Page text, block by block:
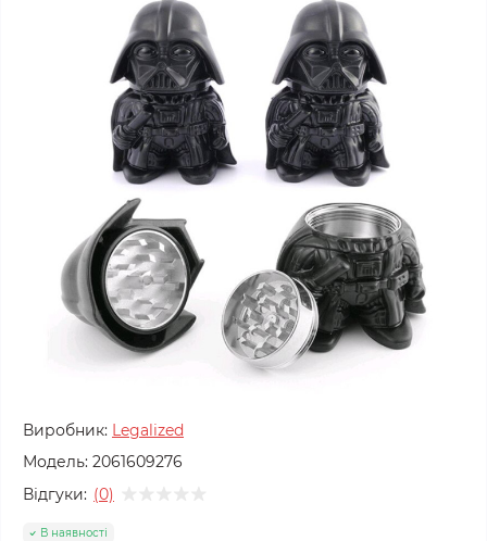
Виробник: Legalized
Модель: 2061609276
Відгуки: (0)
В наявності